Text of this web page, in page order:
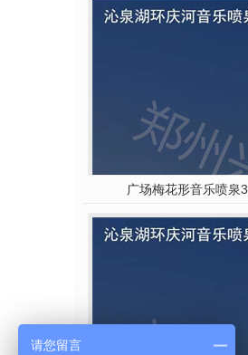
广场梅花形音乐喷泉3
请您留言